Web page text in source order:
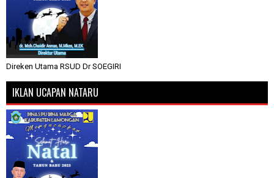
Direken Utama RSUD Dr SOEGIRI
IKLAN UCAPAN NATARU